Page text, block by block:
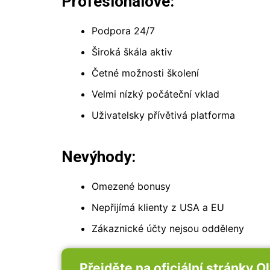
Podpora 24/7
Široká škála aktiv
Četné možnosti školení
Velmi nízký počáteční vklad
Uživatelsky přívětivá platforma
Nevýhody:
Omezené bonusy
Nepřijímá klienty z USA a EU
Zákaznické účty nejsou odděleny